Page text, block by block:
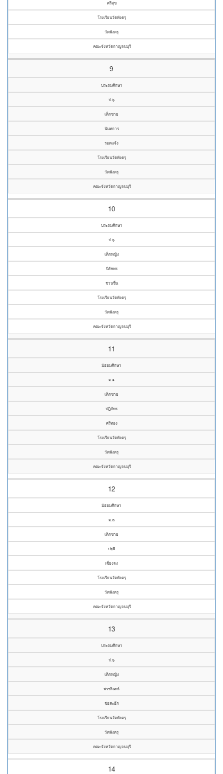
ศรีสุข
โรงเรียนวัดพังตรุ
วัดพังตรุ
คณะจังหวัดกาญจนบุรี
9
ประถมศึกษา
ป.๖
เด็กชาย
นันทการ
รอดแจ้ง
โรงเรียนวัดพังตรุ
วัดพังตรุ
คณะจังหวัดกาญจนบุรี
10
ประถมศึกษา
ป.๖
เด็กหญิง
นิรัชพร
ชวนชื่น
โรงเรียนวัดพังตรุ
วัดพังตรุ
คณะจังหวัดกาญจนบุรี
11
มัธยมศึกษา
ม.๑
เด็กชาย
ปฏิภัทร
ศรีทอง
โรงเรียนวัดพังตรุ
วัดพังตรุ
คณะจังหวัดกาญจนบุรี
12
มัธยมศึกษา
ม.๒
เด็กชาย
ปฐพี
เซี่ยงจง
โรงเรียนวัดพังตรุ
วัดพังตรุ
คณะจังหวัดกาญจนบุรี
13
ประถมศึกษา
ป.๖
เด็กหญิง
พรชรินทร์
ช่อสะอึก
โรงเรียนวัดพังตรุ
วัดพังตรุ
คณะจังหวัดกาญจนบุรี
14